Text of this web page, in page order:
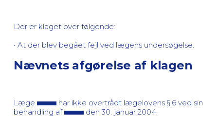
Der er klaget over følgende:
• At der blev begået fejl ved lægens undersøgelse.
Nævnets afgørelse af klagen
Læge
har ikke overtrådt lægelovens § 6 ved sin
behandling af
den 30. januar 2004.